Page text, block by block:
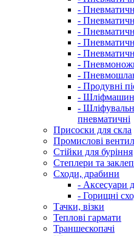
-
-
-
-
-
-
-
- Продувні
-
-
пневматичні
Присоски для скла
Промислові
Стійки для буріння
Степлери та
Сходи, драбини
- Аксесуари
- Горищні
Тачки, візки
Теплові гармати
Траншеєкопачі